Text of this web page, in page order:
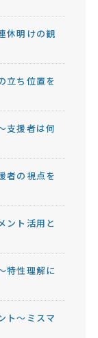
休明けの観
立ち位置を
支援者は何
者の視点を
ント活用と
特性理解に
ト～ミスマ